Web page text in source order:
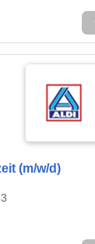
(m/w/d)